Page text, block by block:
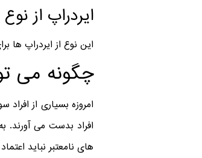
ایردراپ از
این نوع از ایردراپ ها
چگونه می
امروزه بسیاری از افراد
افراد بدست می آورند.
های نامعتبر نباید